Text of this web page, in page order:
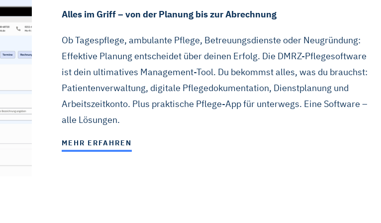
Alles im Griff – von der Planung bis zur Abrechnung
Ob Tagespflege, ambulante Pflege, Betreuungsdienste oder Neugründung:
Effektive Planung entscheidet über deinen Erfolg. Die DMRZ-Pflegesoftware
ist dein ultimatives Management-Tool. Du bekommst alles, was du brauchst:
Patientenverwaltung, digitale Pflegedokumentation, Dienstplanung und
Arbeitszeitkonto. Plus praktische Pflege-App für unterwegs. Eine Software –
alle Lösungen.
MEHR ERFAHREN